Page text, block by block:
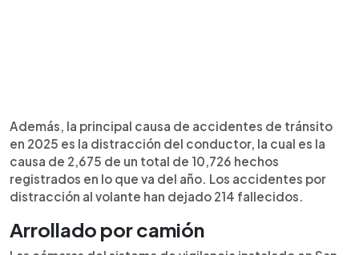
Además, la principal causa de accidentes de tránsito
en 2025 es la distracción del conductor, la cual es la
causa de 2,675 de un total de 10,726 hechos
registrados en lo que va del año. Los accidentes por
distracción al volante han dejado 214 fallecidos.
Arrollado por camión